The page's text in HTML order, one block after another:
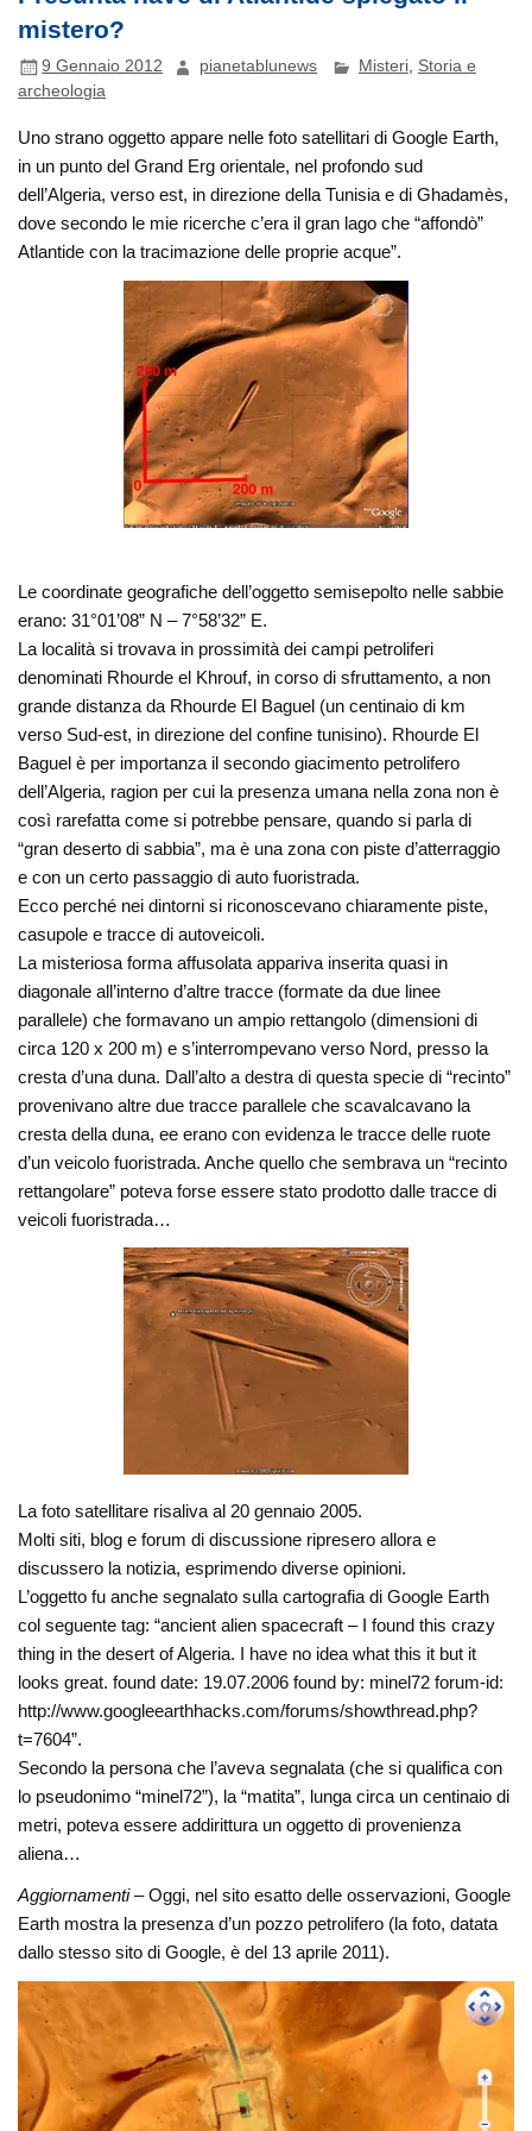
mistero?
9 Gennaio 2012 pianetablunews Misteri, Storia e
archeologia
Uno strano oggetto appare nelle foto satellitari di Google Earth,
in un punto del Grand Erg orientale, nel profondo sud
dell’Algeria, verso est, in direzione della Tunisia e di Ghadamès,
dove secondo le mie ricerche c’era il gran lago che “affondò”
Atlantide con la tracimazione delle proprie acque”.
Le coordinate geografiche dell’oggetto semisepolto nelle sabbie
erano: 31°01’08” N – 7°58’32” E.
La località si trovava in prossimità dei campi petroliferi
denominati Rhourde el Khrouf, in corso di sfruttamento, a non
grande distanza da Rhourde El Baguel (un centinaio di km
verso Sud-est, in direzione del confine tunisino). Rhourde El
Baguel è per importanza il secondo giacimento petrolifero
dell’Algeria, ragion per cui la presenza umana nella zona non è
così rarefatta come si potrebbe pensare, quando si parla di
“gran deserto di sabbia”, ma è una zona con piste d’atterraggio
e con un certo passaggio di auto fuoristrada.
Ecco perché nei dintorni si riconoscevano chiaramente piste,
casupole e tracce di autoveicoli.
La misteriosa forma affusolata appariva inserita quasi in
diagonale all’interno d’altre tracce (formate da due linee
parallele) che formavano un ampio rettangolo (dimensioni di
circa 120 x 200 m) e s’interrompevano verso Nord, presso la
cresta d’una duna. Dall’alto a destra di questa specie di “recinto”
provenivano altre due tracce parallele che scavalcavano la
cresta della duna, ee erano con evidenza le tracce delle ruote
d’un veicolo fuoristrada. Anche quello che sembrava un “recinto
rettangolare” poteva forse essere stato prodotto dalle tracce di
veicoli fuoristrada…
La foto satellitare risaliva al 20 gennaio 2005.
Molti siti, blog e forum di discussione ripresero allora e
discussero la notizia, esprimendo diverse opinioni.
L’oggetto fu anche segnalato sulla cartografia di Google Earth
col seguente tag: “ancient alien spacecraft – I found this crazy
thing in the desert of Algeria. I have no idea what this it but it
looks great. found date: 19.07.2006 found by: minel72 forum-id:
http://www.googleearthhacks.com/forums/showthread.php?
t=7604”.
Secondo la persona che l’aveva segnalata (che si qualifica con
lo pseudonimo “minel72”), la “matita”, lunga circa un centinaio di
metri, poteva essere addirittura un oggetto di provenienza
aliena…
Aggiornamenti –Oggi, nel sito esatto delle osservazioni, Google
Earth mostra la presenza d’un pozzo petrolifero (la foto, datata
dallo stesso sito di Google, è del 13 aprile 2011).